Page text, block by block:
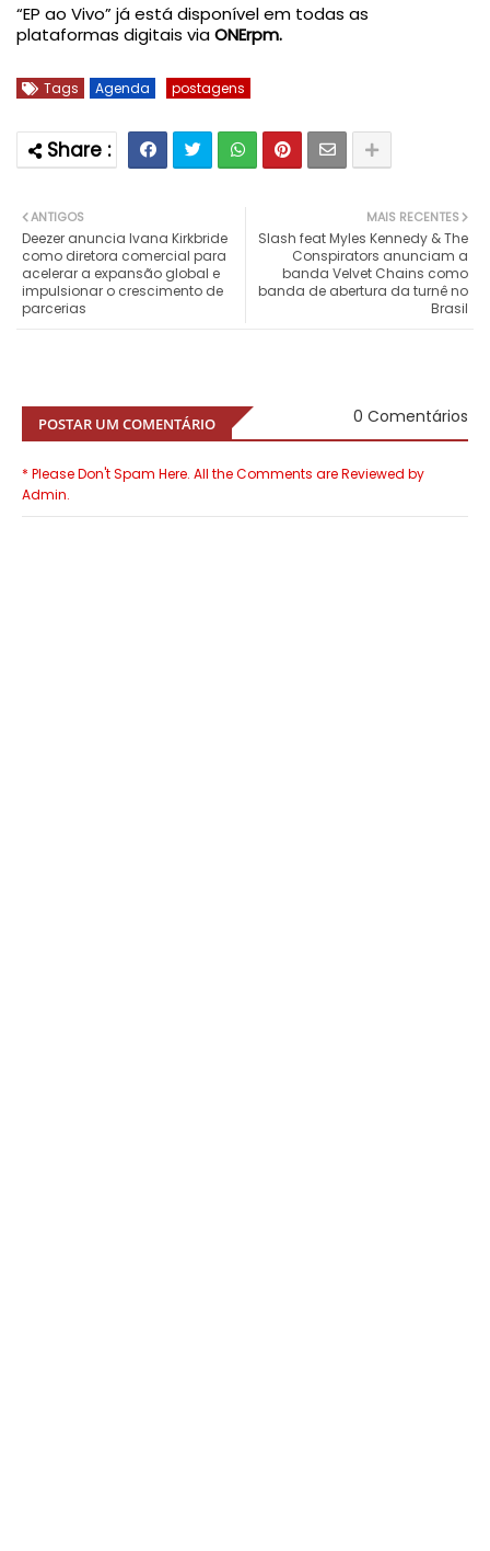
“EP ao Vivo” já está disponível em todas as
plataformas digitais viaONErpm.
Tags Agenda postagens
MAIS RECENTES
Slash feat Myles Kennedy & The
Conspirators anunciam a
banda Velvet Chains como
banda de abertura da turnê no
Brasil
ANTIGOS
Deezer anuncia Ivana Kirkbride
como diretora comercial para
acelerar a expansão global e
impulsionar o crescimento de
parcerias
POSTAR UM COMENTÁRIO 0 Comentários
* Please Don't Spam Here. All the Comments are Reviewed by
Admin.